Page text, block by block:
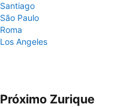
Santiago
São Paulo
Roma
Los Angeles
Próximo Zurique